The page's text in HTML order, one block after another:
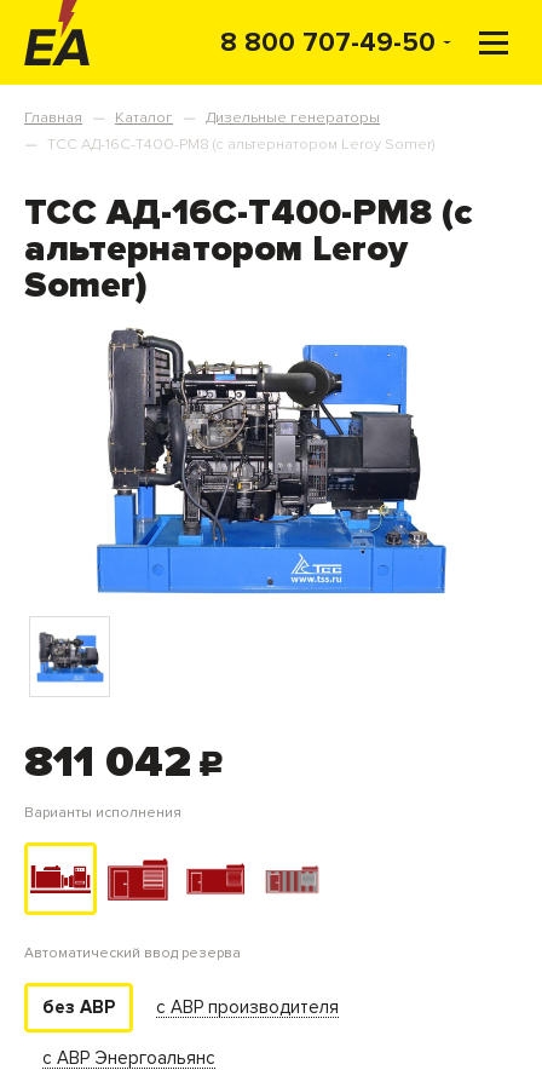
8 800 707-49-50
Главная — Каталог — Дизельные генераторы
— ТСС АД-16С-Т400-РМ8 (с альтернатором Leroy Somer)
ТСС АД-16С-Т400-РМ8 (с
альтернатором Leroy
Somer)
811 042 c
Варианты исполнения
Автоматический ввод резерва
без АВР с АВР производителя
с АВР Энергоальянс